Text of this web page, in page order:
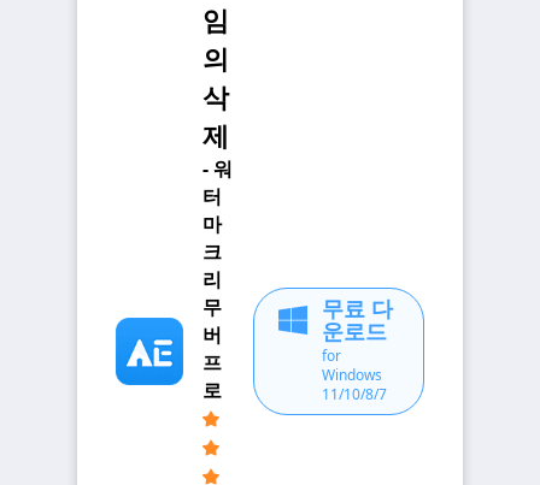
임
의
삭
제
- 워
터
마
크
리
무
버
프
로
무료 다
운로드
for
Windows
11/10/8/7